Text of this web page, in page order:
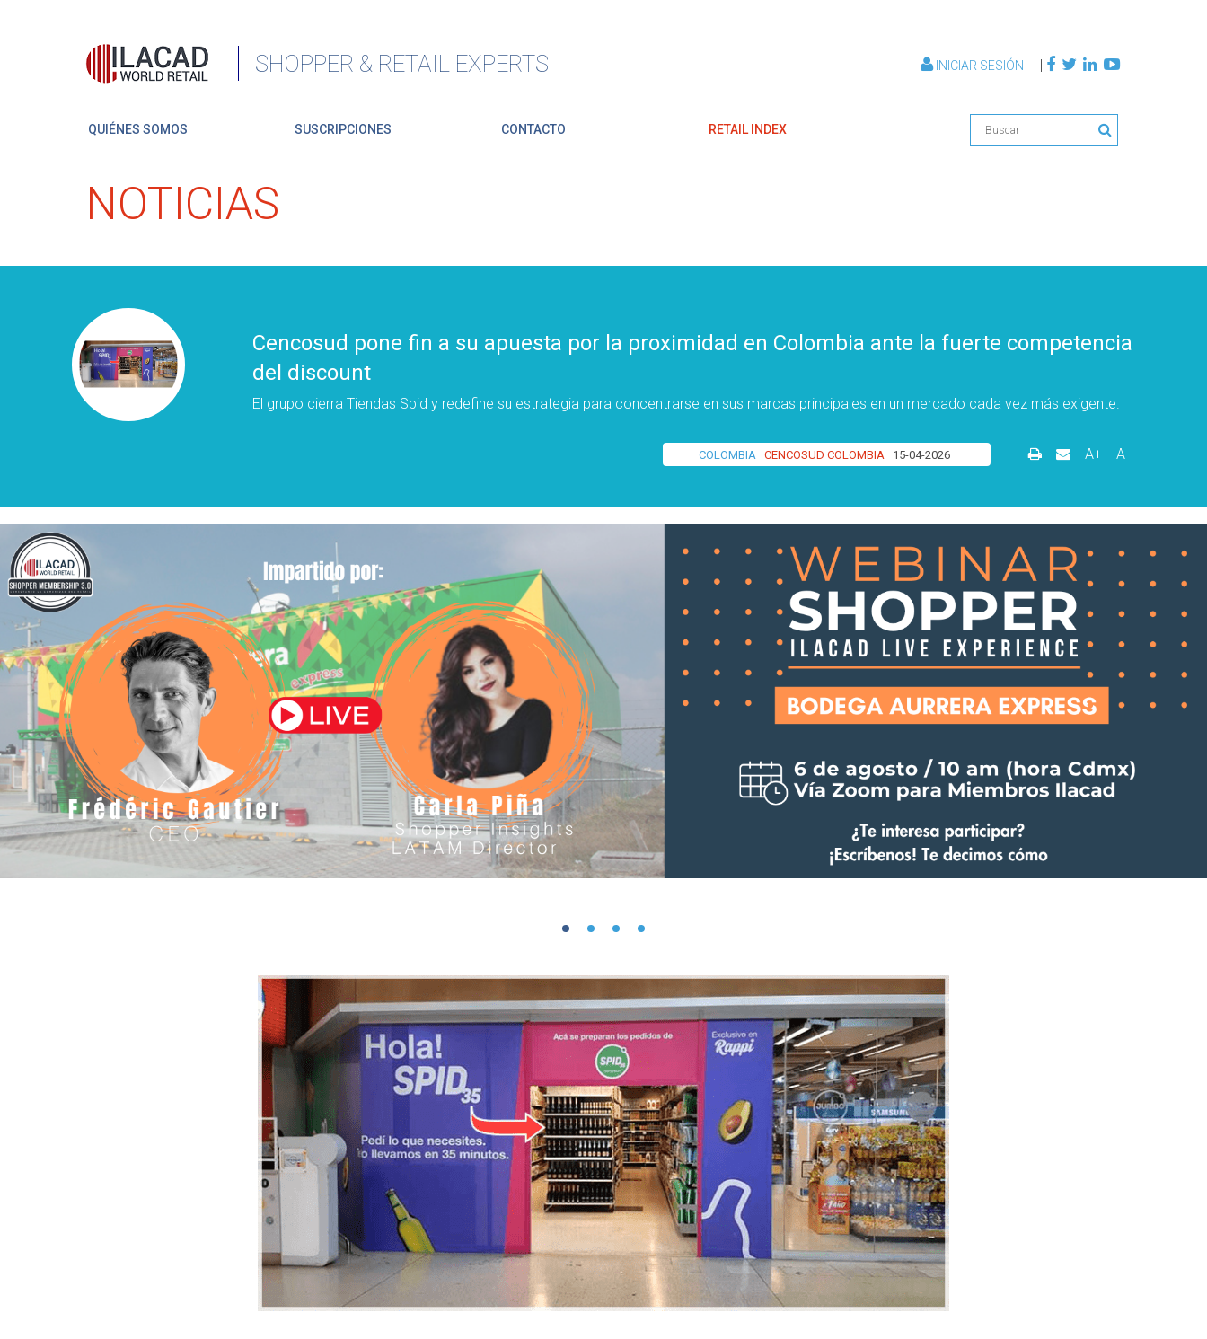
SHOPPER & RETAIL EXPERTS INICIAR SESIÓN |
QUIÉNES SOMOS SUSCRIPCIONES CONTACTO RETAIL INDEX
NOTICIAS
Cencosud pone fin a su apuesta por la proximidad en Colombia ante la fuerte competencia
del discount
El grupo cierra Tiendas Spid y redefine su estrategia para concentrarse en sus marcas principales en un mercado cada vez más exigente.
COLOMBIA CENCOSUD COLOMBIA 15-04-2026 A+ A-